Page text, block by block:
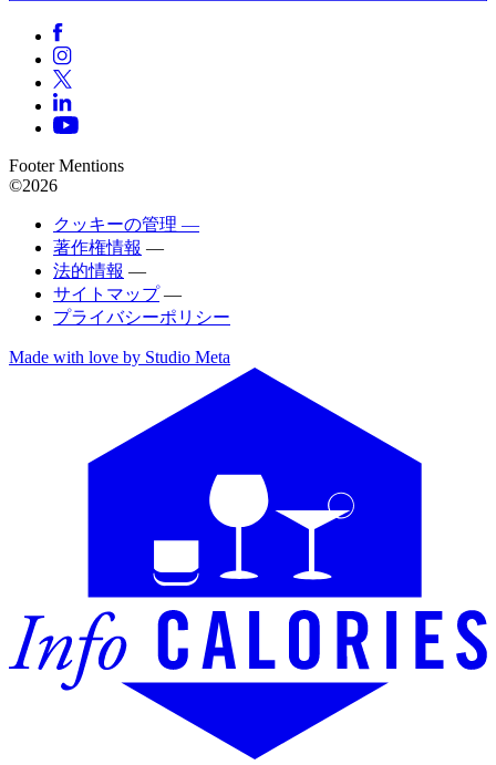
Footer Mentions
©2026
クッキーの管理 —
著作権情報 —
法的情報 —
サイトマップ —
プライバシーポリシー
Made with love by Studio Meta